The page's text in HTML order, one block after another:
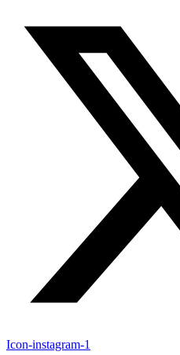
Icon-instagram-1